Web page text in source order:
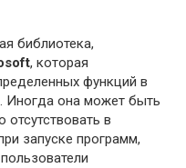
библиотека,
, которая
функций в
Иногда она может быть
в
запуске программ,